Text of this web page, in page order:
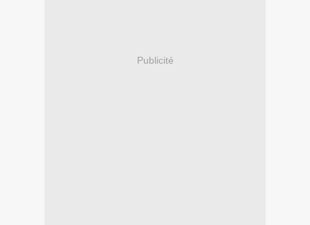
Publicité